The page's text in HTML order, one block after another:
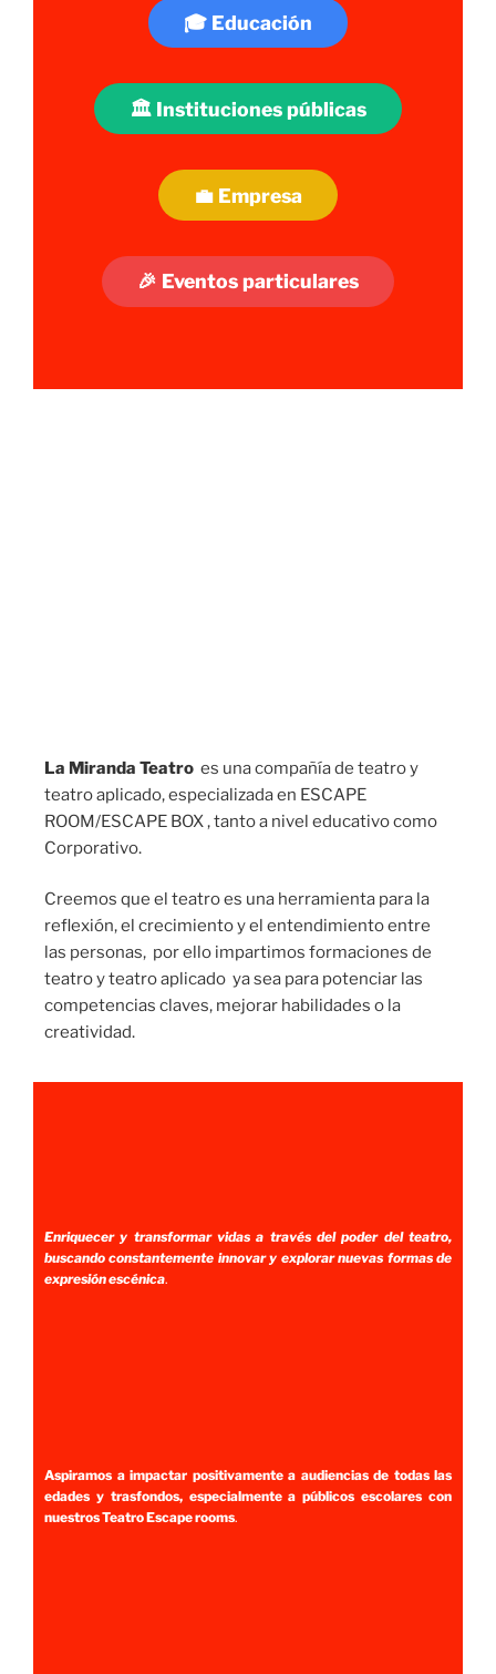
🎓 Educación
🏛️ Instituciones públicas
💼 Empresa
🎉 Eventos particulares
La Miranda Teatro es una compañía de teatro y
teatro aplicado, especializada en ESCAPE
ROOM/ESCAPE BOX , tanto a nivel educativo como
Corporativo.
Creemos que el teatro es una herramienta para la
reflexión, el crecimiento y el entendimiento entre
las personas, por ello impartimos formaciones de
teatro y teatro aplicado ya sea para potenciar las
competencias claves, mejorar habilidades o la
creatividad.
Enriquecer y transformar vidas a través del poder del teatro,
buscando constantemente innovar y explorar nuevas formas de
expresión escénica.
Aspiramos a impactar positivamente a audiencias de todas las
edades y trasfondos, especialmente a públicos escolares con
nuestros Teatro Escape rooms.